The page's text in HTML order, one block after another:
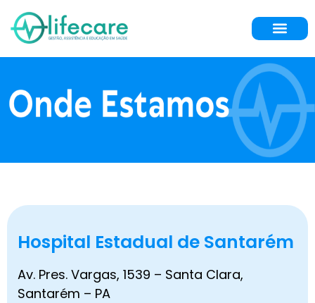
Hospital Estadual de Santarém
Av. Pres. Vargas, 1539 – Santa Clara,
Santarém – PA